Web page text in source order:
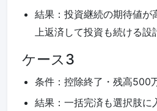
結果：投資継続の期待値が
上返済して投資も続ける設
ケース3
条件：控除終了・残高500
結果：一括完済も選択肢に